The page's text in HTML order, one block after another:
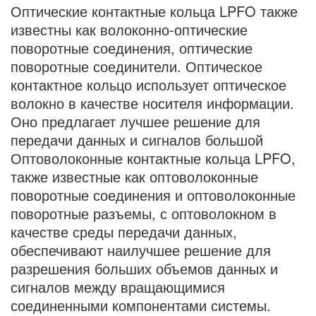
Оптические контактные кольца LPFO также
известны как волоконно-оптические
поворотные соединения, оптические
поворотные соединители. Оптическое
контактное кольцо использует оптическое
волокно в качестве носителя информации.
Оно предлагает лучшее решение для
передачи данных и сигналов большой
Оптоволоконные контактные кольца LPFO,
также известные как оптоволоконные
поворотные соединения и оптоволоконные
поворотные разъемы, с оптоволокном в
качестве среды передачи данных,
обеспечивают наилучшее решение для
разрешения больших объемов данных и
сигналов между вращающимися
соединенными компонентами системы.